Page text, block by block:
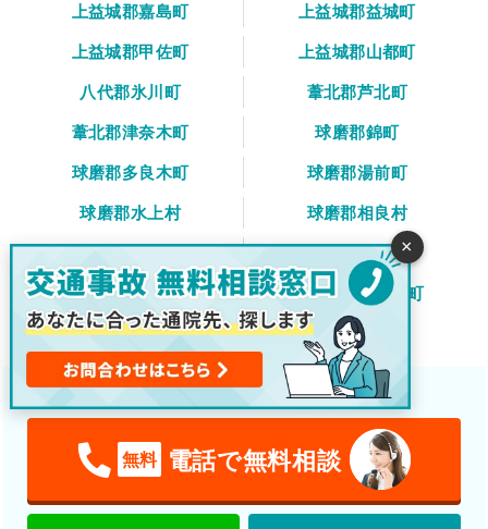
上益城郡嘉島町
上益城郡益城町
上益城郡甲佐町
上益城郡山都町
八代郡氷川町
葦北郡芦北町
葦北郡津奈木町
球磨郡錦町
球磨郡多良木町
球磨郡湯前町
球磨郡水上村
球磨郡相良村
球磨郡五木村
球磨郡山江村
球磨郡球磨村
球磨郡あさぎり町
天草郡苓北町
交通事故後の治療や通院先をご案内します！
無料 電話で無料相談
×